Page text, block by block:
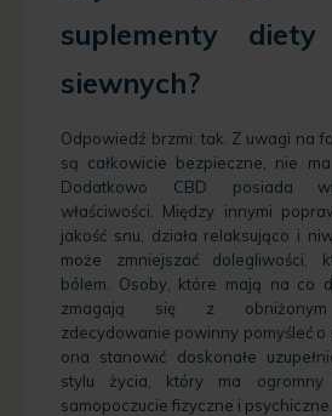
suplementy
siewnych?
Odpowiedź brzmi: tak. Z uwagi na
są całkowicie bezpieczne, nie
Dodatkowo CBD posiada
właściwości. Między innymi
jakość snu, działa relaksująco i
może zmniejszać dolegliwości,
bólem. Osoby, które mają na co
zmagają się z obniżonym
zdecydowanie powinny pomyśleć o
ona stanowić doskonałe
stylu życia, który ma
samopoczucie fizyczne i psychiczne.